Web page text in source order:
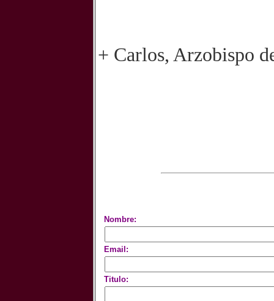
+ Carlos, Arzobispo
Nombre:
Email:
Titulo: